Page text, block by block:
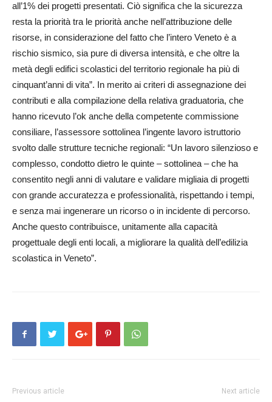
all’1% dei progetti presentati. Ciò significa che la sicurezza
resta la priorità tra le priorità anche nell’attribuzione delle
risorse, in considerazione del fatto che l’intero Veneto è a
rischio sismico, sia pure di diversa intensità, e che oltre la
metà degli edifici scolastici del territorio regionale ha più di
cinquant’anni di vita”. In merito ai criteri di assegnazione dei
contributi e alla compilazione della relativa graduatoria, che
hanno ricevuto l’ok anche della competente commissione
consiliare, l’assessore sottolinea l’ingente lavoro istruttorio
svolto dalle strutture tecniche regionali: “Un lavoro silenzioso e
complesso, condotto dietro le quinte – sottolinea – che ha
consentito negli anni di valutare e validare migliaia di progetti
con grande accuratezza e professionalità, rispettando i tempi,
e senza mai ingenerare un ricorso o in incidente di percorso.
Anche questo contribuisce, unitamente alla capacità
progettuale degli enti locali, a migliorare la qualità dell’edilizia
scolastica in Veneto”.
Previous article Next article